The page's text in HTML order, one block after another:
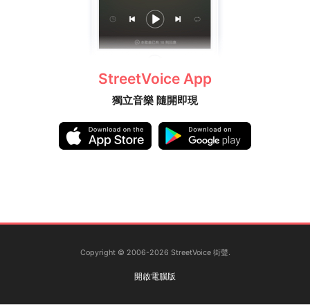
StreetVoice App
獨立音樂 隨開即現
Copyright © 2006-2026 StreetVoice 街聲.
開啟電腦版